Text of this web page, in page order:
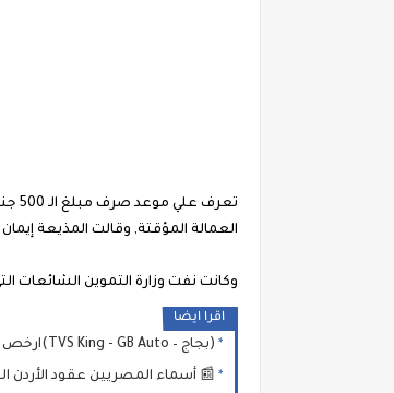
العمالة المؤقتة, وقالت المذيعة إيمان الحصري ،على
وكانت نفت وزارة التموين الشائعات التى انتشرت أخبارها عن صرف مبلغ
اقرا ايضا
(بجاج – TVS King - GB Auto)ارخص عناوين معارض بيع التوك توك بالتقسيط بدون مقدم 2026 الاسعار في "معرض أولاد ماهر للتوكتوك"
📰 أسماء المصريين عقود الأردن الجديدة بتاريخ اليوم